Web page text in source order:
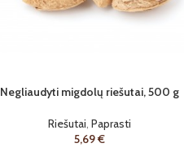
Negliaudyti migdolų riešutai, 500 g
Riešutai,Paprasti
5,69€